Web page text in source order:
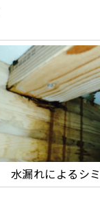
水漏れによるシ